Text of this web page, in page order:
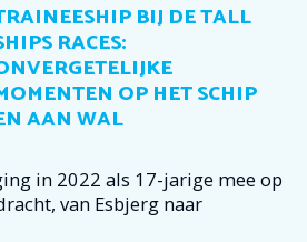
BIJ DE TALL
RACES:
OP HET SCHIP
AAN WAL
in 2022 als 17-jarige mee op
van Esbjerg naar